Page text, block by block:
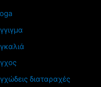
διαταραχές